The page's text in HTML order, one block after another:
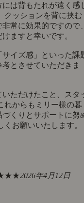
は背もたれが遠く感
クッションを背に挟む
常に効果的ですので
ますと幸いです。
イズ感」といった課
とさせていただきま
ただけたこと、スタ
れからもミリー様の暮
くりとサポートに努
お願いいたします。
2026年4月12日